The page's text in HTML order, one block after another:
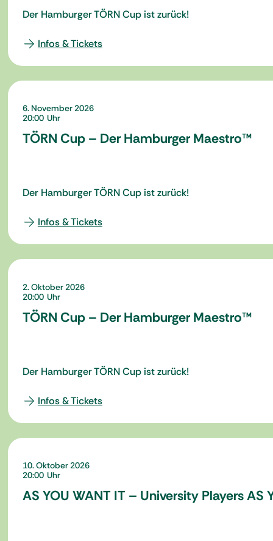
Der Hamburger TÖRN Cup ist zurück!
Infos & Tickets
6. November 2026
20:00
TÖRN Cup – Der Hamburger Maestro™
Der Hamburger TÖRN Cup ist zurück!
Infos & Tickets
2. Oktober 2026
20:00
TÖRN Cup – Der Hamburger Maestro™
Der Hamburger TÖRN Cup ist zurück!
Infos & Tickets
10. Oktober 2026
20:00
AS YOU WANT IT – University Players AS